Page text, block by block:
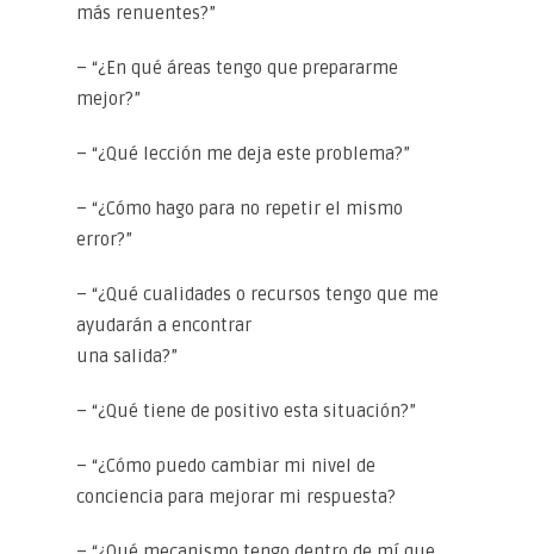
más renuentes?”
– “¿En qué áreas tengo que prepararme
mejor?”
– “¿Qué lección me deja este problema?”
– “¿Cómo hago para no repetir el mismo
error?”
– “¿Qué cualidades o recursos tengo que me
ayudarán a encontrar
una salida?”
– “¿Qué tiene de positivo esta situación?”
– “¿Cómo puedo cambiar mi nivel de
conciencia para mejorar mi respuesta?